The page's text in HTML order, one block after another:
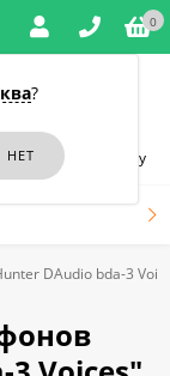
?
0
в Ростове-на-Дону
DAudio bda-3